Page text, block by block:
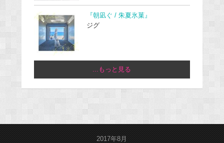
『朝凪ぐ / 朱夏氷菓』
ジグ
...もっと見る
2017年8月